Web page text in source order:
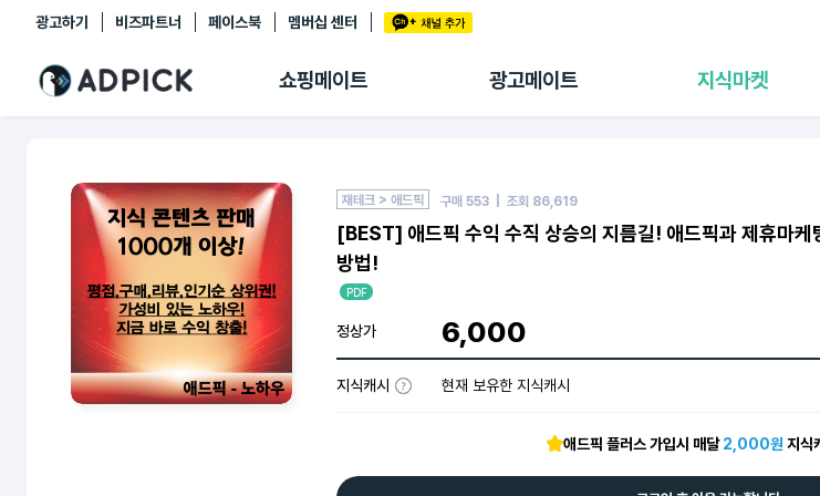
광고하기 비즈파트너 페이스북 멤버십 센터
쇼핑메이트 광고메이트 지식마켓
추천상품
쇼핑 에이전트
마이숍
광고리포트
재테크 > 애드픽 구매 553 | 조회 86,619
[BEST] 애드픽 수익 수직 상승의 지름길! 애드픽과 제휴마케
방법!
PDF
정상가 6,000
지식캐시 현재 보유한 지식캐시
애드픽 플러스 가입시 매달2,000원 지식